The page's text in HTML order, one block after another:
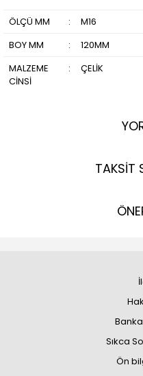
ÖLÇÜ MM :
M16
BOY MM
:
120MM
MALZEME
CİNSİ
: ÇELİK
TAKSİT
Sıkca
Ön